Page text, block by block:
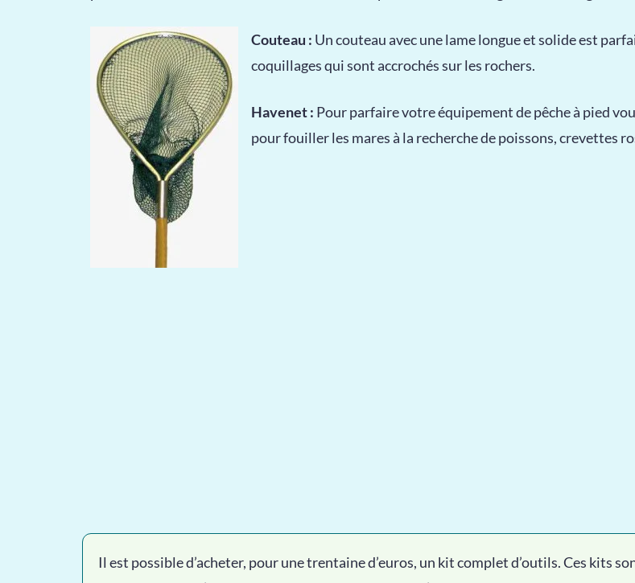
Couteau : Un couteau avec une lame longue et solide est
coquillages qui sont accrochés sur les rochers.
Havenet : Pour parfaire votre équipement de pêche à pied
pour fouiller les mares à la recherche de poissons, crevettes
Il est possible d’acheter, pour une trentaine d’euros, un kit complet d’outils. Ces kits